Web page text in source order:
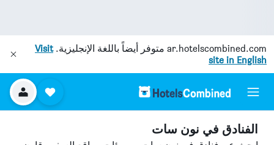
ar.hotelscombined.com متوفر أيضاً باللغة الإنجليزية.Visit
site in English
الفنادق في نون سات